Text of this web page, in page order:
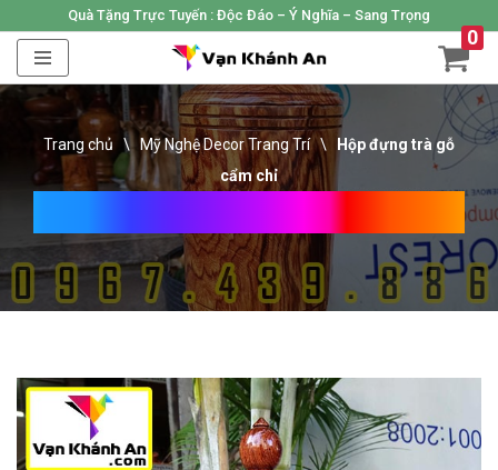
Skip
to
content
Quà Tặng Trực Tuyến : Độc Đáo – Ý Nghĩa – Sang Trọng
0
Trang chủ \ Mỹ Nghệ Decor Trang Trí\
Hộp đựng trà gỗ
cẩm chỉ